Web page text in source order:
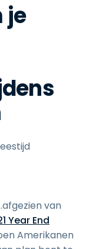
je
van
Year End
Amerikanen